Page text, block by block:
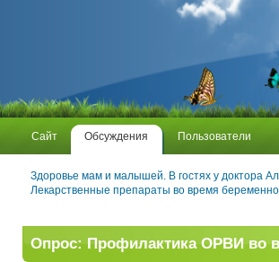
Сайт Обсуждения Пользователи
Здоровье мам и малышей. В гостях у доктора
Лекарственные препараты во время
Опрос: Профилактика ОРВИ во